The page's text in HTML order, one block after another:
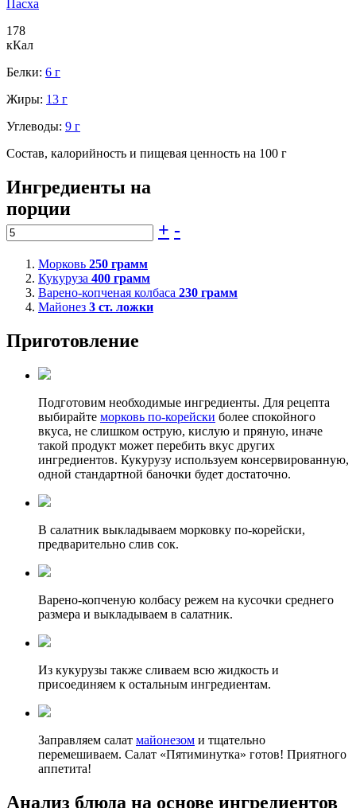
Пасха
178
кКал
Белки: 6 г
Жиры: 13 г
Углеводы: 9 г
Состав, калорийность и пищевая ценность на 100 г
Ингредиенты на
порции
+ -
Морковь 250 грамм
Кукуруза 400 грамм
Варено-копченая колбаса 230 грамм
Майонез 3 ст. ложки
Приготовление
Подготовим необходимые ингредиенты. Для рецепта
выбирайте морковь по-корейски более спокойного
вкуса, не слишком острую, кислую и пряную, иначе
такой продукт может перебить вкус других
ингредиентов. Кукурузу используем консервированную,
одной стандартной баночки будет достаточно.
В салатник выкладываем морковку по-корейски,
предварительно слив сок.
Варено-копченую колбасу режем на кусочки среднего
размера и выкладываем в салатник.
Из кукурузы также сливаем всю жидкость и
присоединяем к остальным ингредиентам.
Заправляем салат майонезом и тщательно
перемешиваем. Салат «Пятиминутка» готов! Приятного
аппетита!
Анализ блюда на основе ингредиентов